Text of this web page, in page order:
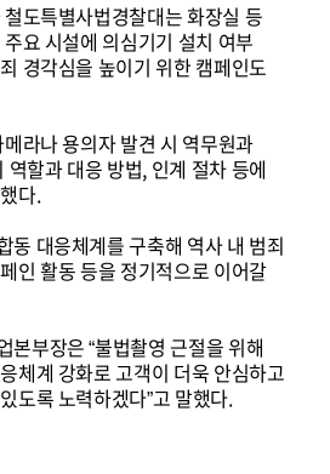
도특별사법경찰대는 화장실 등
요 시설에 의심기기 설치 여부
경각심을 높이기 위한 캠페인도
라나 용의자 발견 시 역무원과
할과 대응 방법, 인계 절차 등에
다.
동 대응체계를 구축해 역사 내 범죄
인 활동 등을 정기적으로 이어갈
본부장은 “불법촬영 근절을 위해
체계 강화로 고객이 더욱 안심하고
도록 노력하겠다”고 말했다.